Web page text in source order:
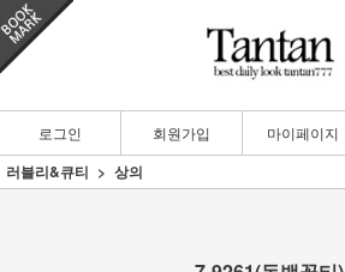
로그인 회원가입 마이페이지
러블리&큐티 상의